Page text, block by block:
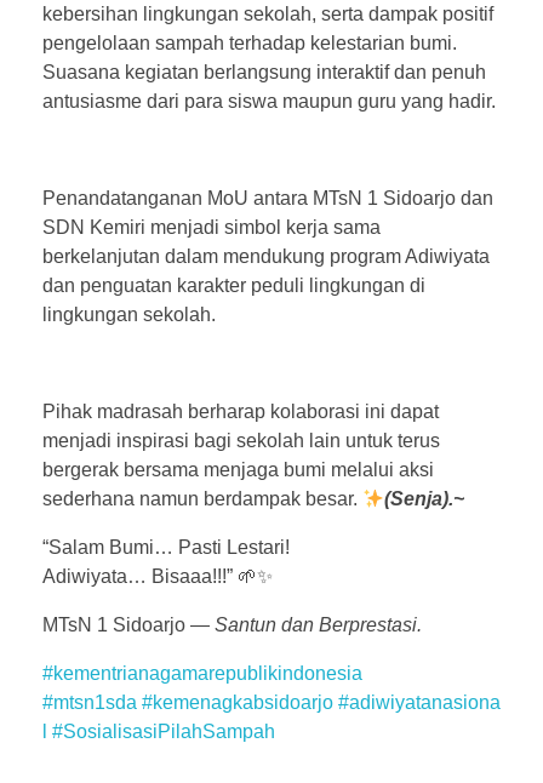
kebersihan lingkungan sekolah, serta dampak positif
pengelolaan sampah terhadap kelestarian bumi.
Suasana kegiatan berlangsung interaktif dan penuh
antusiasme dari para siswa maupun guru yang hadir.
Penandatanganan MoU antara MTsN 1 Sidoarjo dan
SDN Kemiri menjadi simbol kerja sama
berkelanjutan dalam mendukung program Adiwiyata
dan penguatan karakter peduli lingkungan di
lingkungan sekolah.
Pihak madrasah berharap kolaborasi ini dapat
menjadi inspirasi bagi sekolah lain untuk terus
bergerak bersama menjaga bumi melalui aksi
sederhana namun berdampak besar.
(Senja).~
“Salam Bumi… Pasti Lestari!
Adiwiyata… Bisaaa!!!” 🌱✨
MTsN 1 Sidoarjo — Santun dan Berprestasi.
#kementrianagamarepublikindonesia
#mtsn1sda #kemenagkabsidoarjo #adiwiyatanasiona
#SosialisasiPilahSampah